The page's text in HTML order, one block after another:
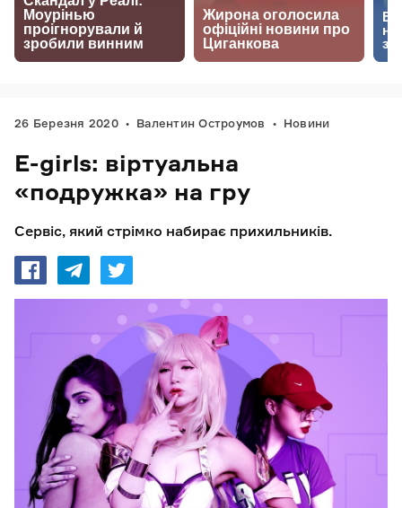
26 Березня 2020 Валентин Остроумов Новини
E-girls: віртуальна
«подружка» на гру
Сервіс, який стрімко набирає прихильників.